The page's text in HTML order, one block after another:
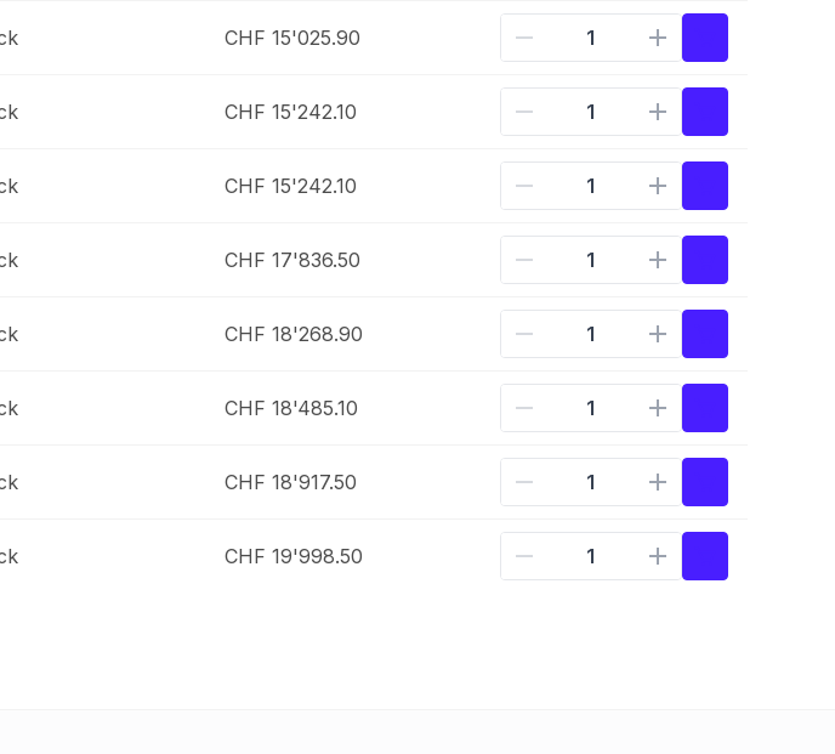
CHF 15'025.90
CHF 15'242.10
CHF 15'242.10
CHF 17'836.50
CHF 18'268.90
CHF 18'485.10
CHF 18'917.50
CHF 19'998.50